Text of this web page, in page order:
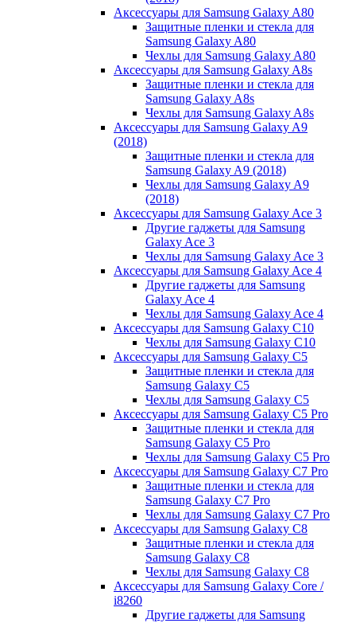
Аксессуары для Samsung Galaxy A80
Защитные пленки и стекла для
Samsung Galaxy A80
Чехлы для Samsung Galaxy A80
Аксессуары для Samsung Galaxy A8s
Защитные пленки и стекла для
Samsung Galaxy A8s
Чехлы для Samsung Galaxy A8s
Аксессуары для Samsung Galaxy A9
(2018)
Защитные пленки и стекла для
Samsung Galaxy A9 (2018)
Чехлы для Samsung Galaxy A9
(2018)
Аксессуары для Samsung Galaxy Ace 3
Другие гаджеты для Samsung
Galaxy Ace 3
Чехлы для Samsung Galaxy Ace 3
Аксессуары для Samsung Galaxy Ace 4
Другие гаджеты для Samsung
Galaxy Ace 4
Чехлы для Samsung Galaxy Ace 4
Аксессуары для Samsung Galaxy C10
Чехлы для Samsung Galaxy C10
Аксессуары для Samsung Galaxy C5
Защитные пленки и стекла для
Samsung Galaxy C5
Чехлы для Samsung Galaxy C5
Аксессуары для Samsung Galaxy C5 Pro
Защитные пленки и стекла для
Samsung Galaxy C5 Pro
Чехлы для Samsung Galaxy C5 Pro
Аксессуары для Samsung Galaxy C7 Pro
Защитные пленки и стекла для
Samsung Galaxy C7 Pro
Чехлы для Samsung Galaxy C7 Pro
Аксессуары для Samsung Galaxy C8
Защитные пленки и стекла для
Samsung Galaxy C8
Чехлы для Samsung Galaxy C8
Аксессуары для Samsung Galaxy Core /
i8260
Другие гаджеты для Samsung